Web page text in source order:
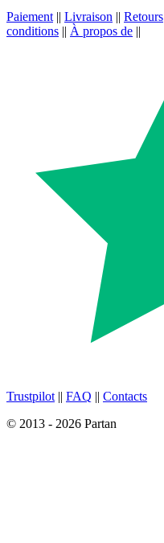
Paiement || Livraison || Retours
conditions || À propos de ||
Trustpilot || FAQ || Contacts
© 2013 - 2026 Partan